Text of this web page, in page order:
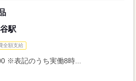
駅
全額支給
※表記のうち実働8時...